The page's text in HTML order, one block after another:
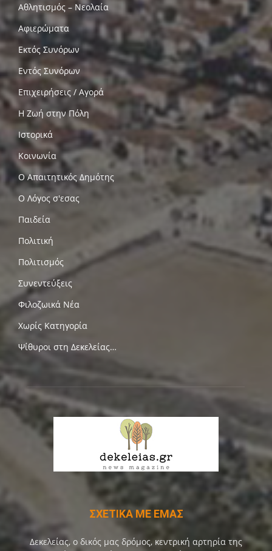
Αθλητισμός – Νεολαία
Αφιερώματα
Εκτός Συνόρων
Εντός Συνόρων
Επιχειρήσεις / Αγορά
Η Ζωή στην Πόλη
Ιστορικά
Κοινωνία
Ο Απαιτητικός Δημότης
Ο Λόγος σ'εσας
Παιδεία
Πολιτική
Πολιτισμός
Συνεντεύξεις
Φιλοζωικά Νέα
Χωρίς Κατηγορία
Ψίθυροι στη Δεκελείας…
ΣΧΕΤΙΚΑ ΜΕ ΕΜΑΣ
Δεκελείας, ο δικός μας δρόμος, κεντρική αρτηρία της